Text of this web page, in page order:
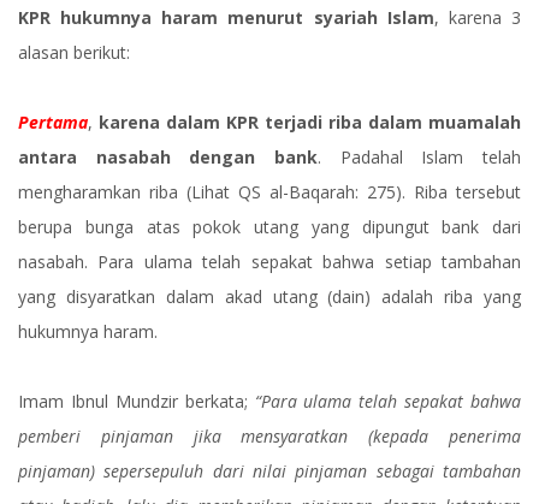
KPR hukumnya haram menurut syariah Islam, karena 3
alasan berikut:
Pertama, karena dalam KPR terjadi riba dalam muamalah
antara nasabah dengan bank. Padahal Islam telah
mengharamkan riba (Lihat QS al-Baqarah: 275). Riba tersebut
berupa bunga atas pokok utang yang dipungut bank dari
nasabah. Para ulama telah sepakat bahwa setiap tambahan
yang disyaratkan dalam akad utang (dain) adalah riba yang
hukumnya haram.
Imam Ibnul Mundzir berkata; “Para ulama telah sepakat bahwa
pemberi pinjaman jika mensyaratkan (kepada penerima
pinjaman) sepersepuluh dari nilai pinjaman sebagai tambahan